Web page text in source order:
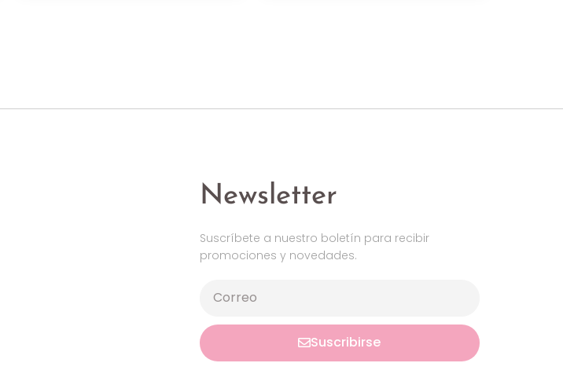
Newsletter
Suscríbete a nuestro boletín para recibir
promociones y novedades.
Suscribirse